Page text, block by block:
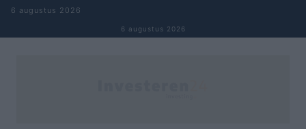
Naar inhoud springen
6 augustus 2026
6 augustus 2026